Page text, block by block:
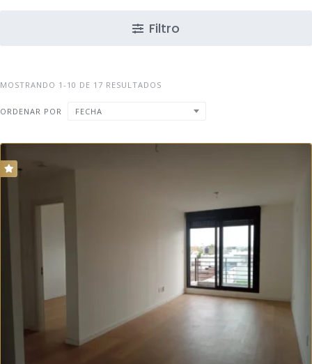
Filtro
MOSTRANDO 1-10 DE 17 RESULTADOS
ORDENAR POR FECHA